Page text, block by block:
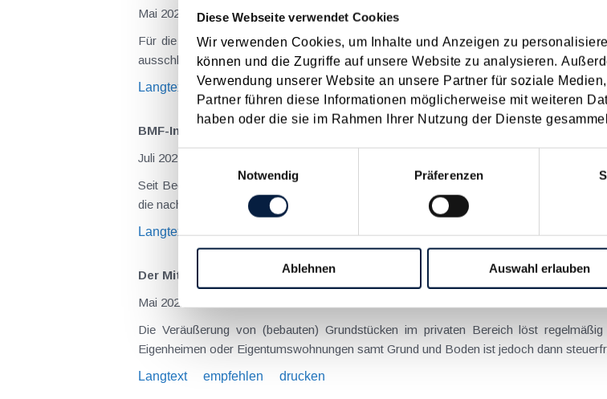
Diese Webseite verwendet Cookies
Wir verwenden Cookies, um Inhalte und Anzeigen zu
können und die Zugriffe auf unsere Website zu analysieren.
Verwendung unserer Website an unsere Partner für soziale
Partner führen diese Informationen möglicherweise mit weiteren
haben oder die sie im Rahmen Ihrer Nutzung der Dienste
Notwendig
Präferenzen
Ablehnen Auswahl erlauben
Mai 2025
Für die unbeschränkte Steuerpflicht in einem Staat, woraus regelmäßig das
ausschlaggebend, welche dem Doppelbesteuerungsabkommen (DBA) folgend
Langtext
empfehlen drucken
BMF-Info zur Unterstützung von Flüchtlingen aus der Ukraine
Juli 2022
Seit Beginn des Krieges in der Ukraine zeigt sich die österreichische Bevölkerung
die nach Österreich Geflüchteten durch vielfältige Maßnahmen. Das BMF hat unlängst
Langtext
Der Mittelpunkt der Lebensinteressen ist auch für die Hauptwohnsitzbefreiung
Mai 2022
Die Veräußerung von (bebauten) Grundstücken im privaten Bereich löst
Eigenheimen oder Eigentumswohnungen samt Grund und Boden ist jedoch dann
Langtext
empfehlen drucken